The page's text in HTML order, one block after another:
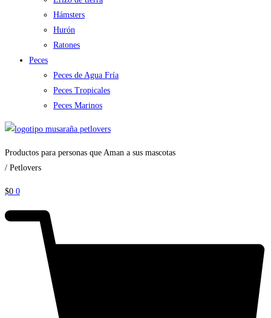
Hámsters
Hurón
Ratones
Peces
Peces de Agua Fría
Peces Tropicales
Peces Marinos
Productos para personas que Aman a sus mascotas
/ Petlovers
$0 0